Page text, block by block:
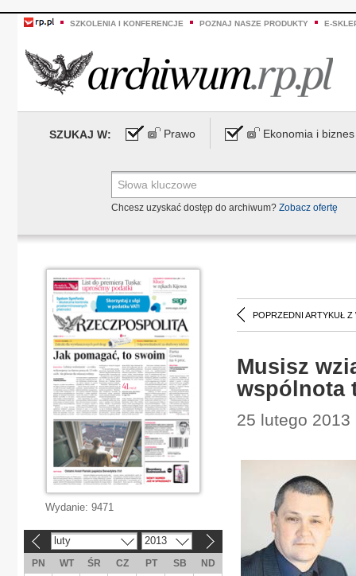
SZKOLENIA I KONFERENCJE POZNAJ NASZE PRODUKTY E-
SZUKAJ W: Prawo Ekonomia i biznes
Chcesz uzyskać dostęp do archiwum? Zobacz ofertę
POPRZEDNI ARTYKUŁ Z
Musisz
wspólnota
25 lutego 2013
Wydanie: 9471
luty 2013
PN WT ŚR CZ PT SB
ND